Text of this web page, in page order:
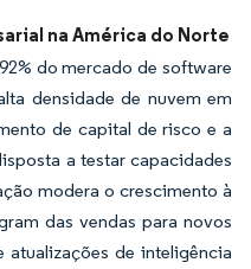
na América do Norte
do mercado de software
densidade de nuvem em
de capital de risco e a
a testar capacidades
modera o crescimento à
das vendas para novos
atualizações de inteligência